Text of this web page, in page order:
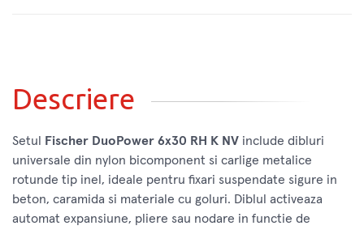
Descriere
Setul Fischer DuoPower 6x30 RH K NV include dibluri
universale din nylon bicomponent si carlige metalice
rotunde tip inel, ideale pentru fixari suspendate sigure in
beton, caramida si materiale cu goluri. Diblul activeaza
automat expansiune, pliere sau nodare in functie de